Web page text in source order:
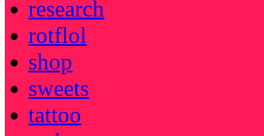
research
rotflol
shop
sweets
tattoo